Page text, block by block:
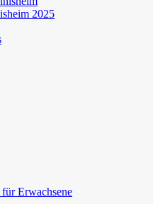
2025
Erwachsene